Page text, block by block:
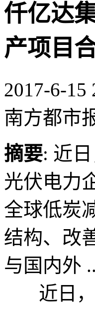
仟亿达
产项目
2017-6-15
南方都市
摘要: 近
光伏电力
全球低炭
结构、改
与国内外
近日，